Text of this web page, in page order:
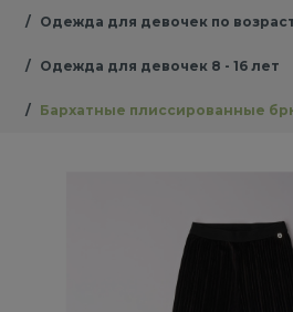
Одежда для девочек по
Одежда для девочек 8 - 16 лет
Бархатные плиссированные